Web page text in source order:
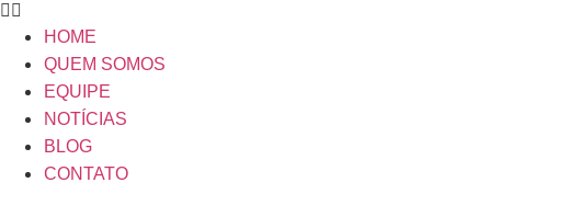
HOME
QUEM SOMOS
EQUIPE
NOTÍCIAS
BLOG
CONTATO